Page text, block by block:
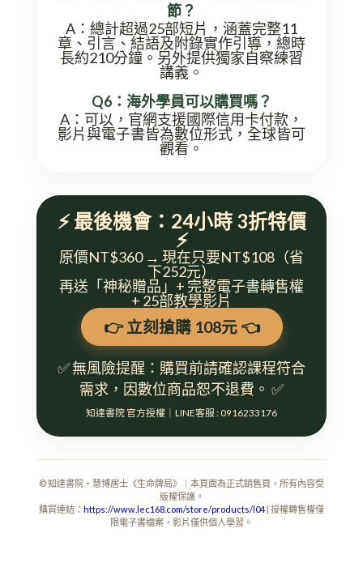
節？
A：總計超過25部短片，涵蓋完整11
章、引言、結語及附錄實作引導，總時
長約210分鐘。另外提供獨家自察練習
講義。
Q6：海外學員可以購買嗎？
A：可以，官網支援國際信用卡付款，
影片與電子書皆為數位形式，全球皆可
觀看。
⚡ 最後機會：24小時 3折特價
⚡
原價NT$360 → 現在只要NT$108（省
下252元）
再送「神秘贈品」+ 完整電子書轉售權
+ 25部教學影片
👉 立刻搶購 108元 👈
✅ 無風險提醒：購買前請確認課程符合
需求，因數位商品恕不退費。 ✅
知達書院 官方授權｜LINE客服 : 0916233176
© 知達書院・慧博居士《生命牌局》｜本頁面為正式銷售頁，所有內容受
版權保護。
購買連結： https://www.lec168.com/store/products/l04| 授權轉售權僅
限電子書檔案，影片僅供個人學習。